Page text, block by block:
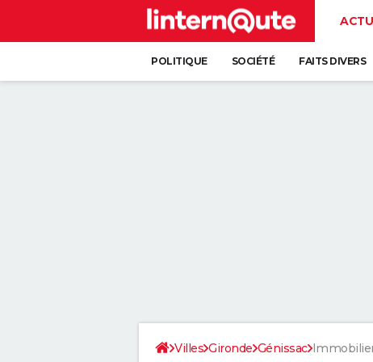
POLITIQUE SOCIÉTÉ FAITS DIVERS
Villes Gironde Génissac